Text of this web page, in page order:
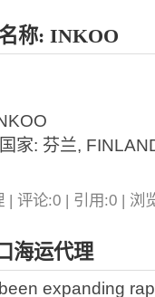
称: INKOO
家: 芬兰,
| 评论:0 | 引用:0 | 浏
海运代理
expanding